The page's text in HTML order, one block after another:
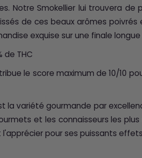
Notre Smokellier lui trouvera de
de ces beaux arômes
exquise sur une finale
de THC
le score maximum de 10/10
la variété gourmande par
et les connaisseurs les
pour ses puissants